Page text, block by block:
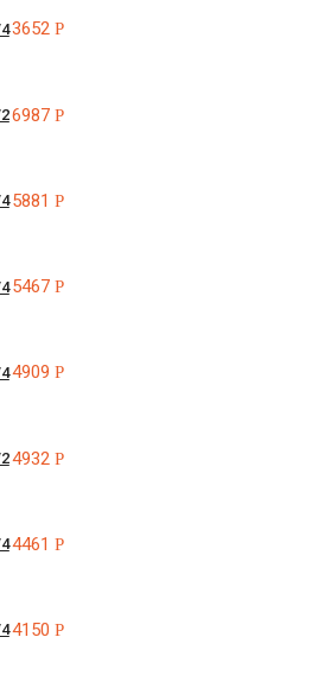
3652Р
6987Р
5881Р
5467Р
4909Р
4932Р
4461Р
4150Р